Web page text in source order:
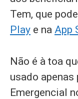
Tem, que
Play e na App
Não é à toa
usado
Emergencial